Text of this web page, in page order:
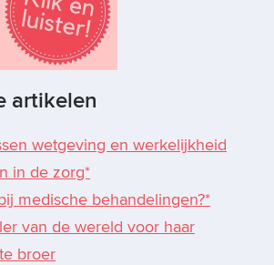
artikelen
wetgeving en werkelijkheid
in de zorg*
medische behandelingen?*
van de wereld voor haar
broer